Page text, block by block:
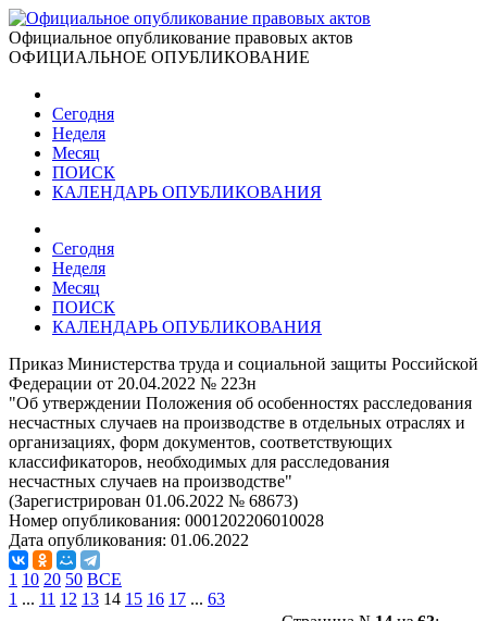
Официальное опубликование правовых актов
ОФИЦИАЛЬНОЕ ОПУБЛИКОВАНИЕ
Сегодня
Неделя
Месяц
ПОИСК
КАЛЕНДАРЬ ОПУБЛИКОВАНИЯ
Сегодня
Неделя
Месяц
ПОИСК
КАЛЕНДАРЬ ОПУБЛИКОВАНИЯ
Приказ Министерства труда и социальной защиты Российской
Федерации от 20.04.2022 № 223н
"Об утверждении Положения об особенностях расследования
несчастных случаев на производстве в отдельных отраслях и
организациях, форм документов, соответствующих
классификаторов, необходимых для расследования
несчастных случаев на производстве"
(Зарегистрирован 01.06.2022 № 68673)
Номер опубликования: 0001202206010028
Дата опубликования: 01.06.2022
1 10 20 50 ВСЕ
1 ... 11 12 13 14 15 16 17 ... 63